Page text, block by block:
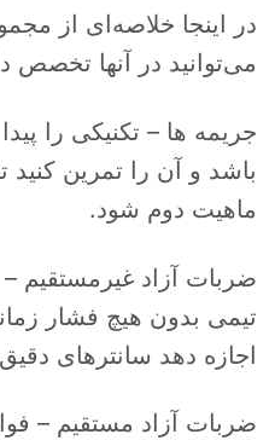
در اینجا خلاصه‌ای از
می‌توانید در آنها تخصص
جریمه ها – تکنیکی را
باشد و آن را تمرین کنید
ماهیت دوم شود.
ضربات آزاد غیرمستقیم
تیمی بدون هیچ فشار
اجازه دهد سانترهای دقیق
ضربات آزاد مستقیم –